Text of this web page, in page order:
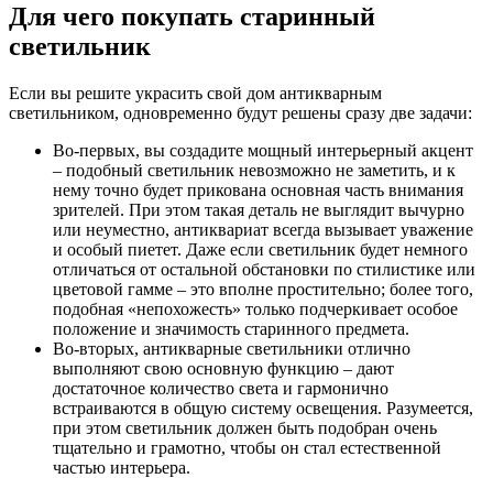
Для чего покупать старинный
светильник
Если вы решите украсить свой дом антикварным
светильником, одновременно будут решены сразу две задачи:
Во-первых, вы создадите мощный интерьерный акцент
– подобный светильник невозможно не заметить, и к
нему точно будет прикована основная часть внимания
зрителей. При этом такая деталь не выглядит вычурно
или неуместно, антиквариат всегда вызывает уважение
и особый пиетет. Даже если светильник будет немного
отличаться от остальной обстановки по стилистике или
цветовой гамме – это вполне простительно; более того,
подобная «непохожесть» только подчеркивает особое
положение и значимость старинного предмета.
Во-вторых, антикварные светильники отлично
выполняют свою основную функцию – дают
достаточное количество света и гармонично
встраиваются в общую систему освещения. Разумеется,
при этом светильник должен быть подобран очень
тщательно и грамотно, чтобы он стал естественной
частью интерьера.